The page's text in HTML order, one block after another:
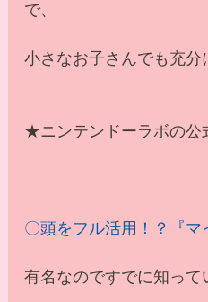
で、
小さなお子さんでも充分
★ニンテンドーラボの公
〇頭をフル活用！？『マ
有名なのですでに知って